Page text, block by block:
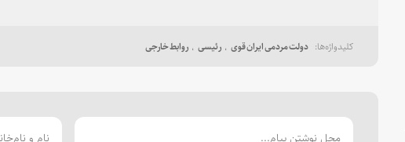
دولت مردمی ایران قوی رئیسی روابط خارجی